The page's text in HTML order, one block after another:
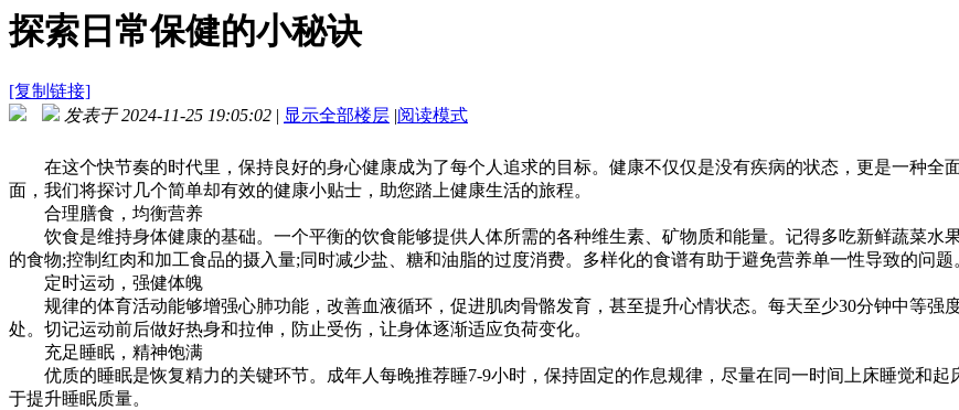
探索日常保健的小秘诀
[复制链接]
发表于 2024-11-25 19:05:02 | 显示全部楼层 |阅读模式
在这个快节奏的时代里，保持良好的身心健康成为了每个人追求的目标。健康不仅仅是没有疾病的状态，更是一种全
面，我们将探讨几个简单却有效的健康小贴士，助您踏上健康生活的旅程。
合理膳食，均衡营养
饮食是维持身体健康的基础。一个平衡的饮食能够提供人体所需的各种维生素、矿物质和能量。记得多吃新鲜蔬菜水
的食物;控制红肉和加工食品的摄入量;同时减少盐、糖和油脂的过度消费。多样化的食谱有助于避免营养单一性导致的问题
定时运动，强健体魄
规律的体育活动能够增强心肺功能，改善血液循环，促进肌肉骨骼发育，甚至提升心情状态。每天至少30分钟中等强
处。切记运动前后做好热身和拉伸，防止受伤，让身体逐渐适应负荷变化。
充足睡眠，精神饱满
优质的睡眠是恢复精力的关键环节。成年人每晚推荐睡7-9小时，保持固定的作息规律，尽量在同一时间上床睡觉和起
于提升睡眠质量。